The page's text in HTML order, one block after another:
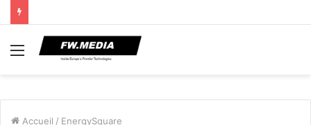
Menu
Accueil / EnergySquare